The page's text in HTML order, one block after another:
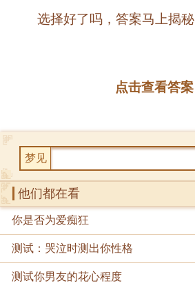
选择好了吗，答案马上揭秘
点击查看答案
梦见
他们都在看
你是否为爱痴狂
测试：哭泣时测出你性格
测试你男友的花心程度